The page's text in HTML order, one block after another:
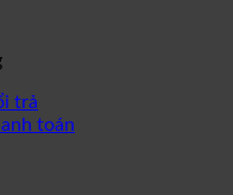
trả
toán